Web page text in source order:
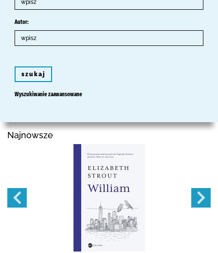
Autor:
szukaj
Wyszukiwanie zaawansowane
Najnowsze